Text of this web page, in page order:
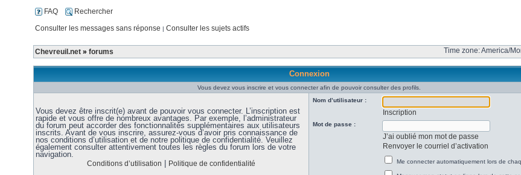
FAQ
Rechercher
Consulter les messages sans réponse | Consulter les sujets actifs
Chevreuil.net » forums Time zone: America/
Connexion
Vous devez vous inscrire et vous connecter afin de pouvoir consulter des profils.
Vous devez être inscrit(e) avant de pouvoir vous connecter. L’inscription est
rapide et vous offre de nombreux avantages. Par exemple, l’administrateur
du forum peut accorder des fonctionnalités supplémentaires aux utilisateurs
inscrits. Avant de vous inscrire, assurez-vous d’avoir pris connaissance de
nos conditions d’utilisation et de notre politique de confidentialité. Veuillez
également consulter attentivement toutes les règles du forum lors de votre
navigation.
Conditions d’utilisation Politique de confidentialité
Nom d’utilisateur :
Inscription
Mot de passe :
J’ai oublié mon mot de passe
Renvoyer le courriel d’activation
Me connecter automatiquement lors de